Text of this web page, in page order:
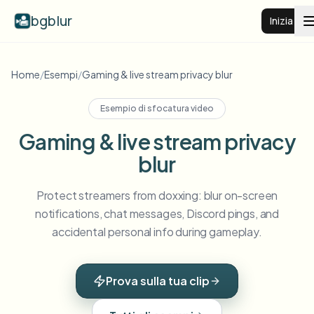
bgblur Inizia
Sfocatura sfondo video
Vedi tutti gli esempi
Sfoglia l'intera libreria di esempi
Sfoca il viso
Sfoca targa
Funzionalità
Browse every blur tool in one place
Scuole e istruzione
Home/Esempi/Gaming & live stream privacy blur
Esempio di sfocatura video
Gaming & live stream privacy
blur
Protect streamers from doxxing: blur on-screen
notifications, chat messages, Discord pings, and
accidental personal info during gameplay.
Prova sulla tua clip